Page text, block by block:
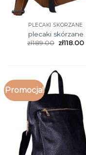
PLECAKI SKÓRZANE
plecaki skórzane
zł189.00 zł118.00
Promocja!